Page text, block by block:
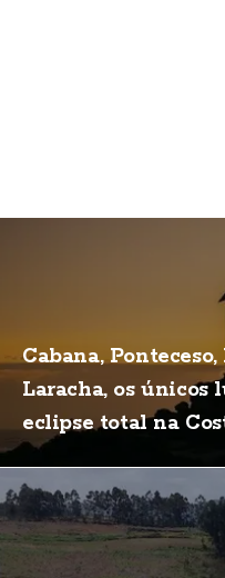
Cabana,
Laracha, os únicos
eclipse total na